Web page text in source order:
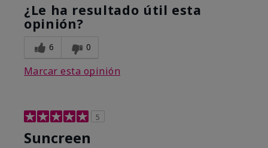
¿Le ha resultado útil esta
opinión?
6 0
Marcar esta opinión
5
Suncreen